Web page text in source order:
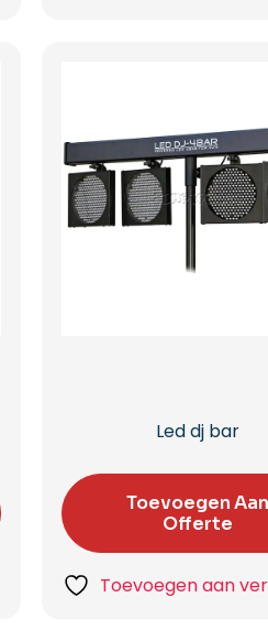
Led dj bar
Toevoegen
Offerte
Toevoegen aan